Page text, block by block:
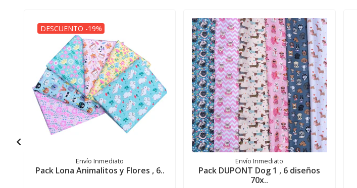
DESCUENTO -19%
Envío Inmediato
Pack Lona Animalitos y Flores , 6..
Envío Inmediato
Pack DUPONT Dog 1 , 6 diseños
70x..